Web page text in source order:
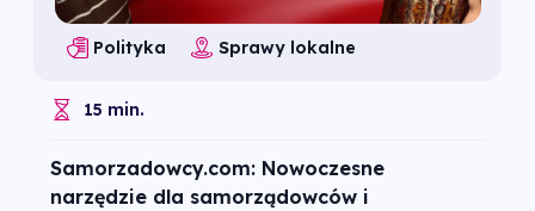
Polityka Sprawy lokalne
15 min.
Samorzadowcy.com: Nowoczesne
narzędzie dla samorządowców i